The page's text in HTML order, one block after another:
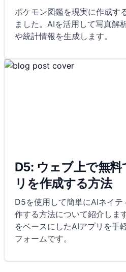
ポケモン図鑑を現実に作成す
ました。AIを活用して写真解
や統計情報を生成します。
D5: ウェブ上で無
リを作成する方法
D5を使用して簡単にAIネイ
作する方法について紹介しま
をベースにしたAIアプリを手
フォームです。